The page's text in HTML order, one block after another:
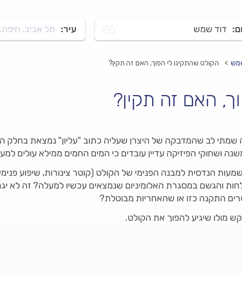
דוד שמש עיר: תל אביב,
הקולט שהתקינו לי הפוך, האם זה תקין?
האם זה תקין?
לב שהמדבקה של היצרן שעליה כתוב "עליון" נמצאת בחלק
ושחוקי הפיזיקה עדיין עובדים כי המים החמים ממילא עולים
הנדסית למבנה הפנימי של הקולט (קוטר צינורות, שיפוע
והגשם במסגרת האלומיניום שנמצאים עכשיו למעלה? זה לא
התקנה כזו או שהאחריות מבוטלת?
מולו שיגיע להפוך את הקולט.